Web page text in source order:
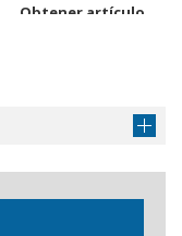
Obtener artículo